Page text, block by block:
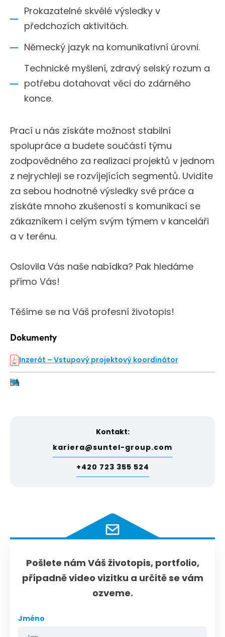
Prokazatelné skvělé výsledky v
předchozích aktivitách.
Německý jazyk na komunikativní úrovni.
Technické myšlení, zdravý selský rozum a
potřebu dotahovat věci do zdárného
konce.
Prací u nás získáte možnost stabilní
spolupráce a budete součástí týmu
zodpovědného za realizaci projektů v jednom
z nejrychleji se rozvíjejících segmentů. Uvidíte
za sebou hodnotné výsledky své práce a
získáte mnoho zkušeností s komunikací se
zákazníkem i celým svým týmem v kanceláři
a v terénu.
Oslovila Vás naše nabídka? Pak hledáme
přímo Vás!
Těšíme se na Váš profesní životopis!
Dokumenty
Inzerát – Vstupový projektový koordinátor
Kontakt:
kariera@suntel-group.com
+420 723 355 524
Pošlete nám Váš životopis, portfolio,
případně video vizitku a určitě se vám
ozveme.
Jméno